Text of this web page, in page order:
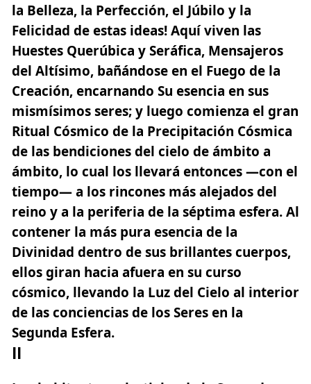
la Belleza, la Perfección, el Júbilo y la
Felicidad de estas ideas!Aquí viven las
Huestes Querúbica y Seráfica, Mensajeros
del Altísimo, bañándose en el Fuego de la
Creación, encarnando Su esencia en sus
mismísimos seres; y luego comienza el gran
Ritual Cósmico de la Precipitación Cósmica
de las bendiciones del cielo de ámbito a
ámbito, lo cual los llevará entonces —con el
tiempo— a los rincones más alejados del
reino y a la periferia de la séptima esfera. Al
contener la más pura esencia de la
Divinidad dentro de sus brillantes cuerpos,
ellos giran hacia afuera en su curso
cósmico, llevando la Luz del Cielo al interior
de las conciencias de los Seres en la
Segunda Esfera.
II